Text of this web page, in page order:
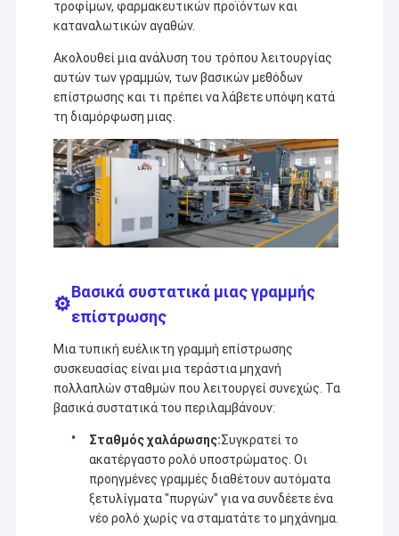
τροφίμων, φαρμακευτικών προϊόντων και
καταναλωτικών αγαθών.
Ακολουθεί μια ανάλυση του τρόπου λειτουργίας
αυτών των γραμμών, των βασικών μεθόδων
επίστρωσης και τι πρέπει να λάβετε υπόψη κατά
τη διαμόρφωση μιας.
Βασικά συστατικά μιας γραμμής
επίστρωσης
Μια τυπική ευέλικτη γραμμή επίστρωσης
συσκευασίας είναι μια τεράστια μηχανή
πολλαπλών σταθμών που λειτουργεί συνεχώς. Τα
βασικά συστατικά του περιλαμβάνουν:
Σταθμός χαλάρωσης:Συγκρατεί το
ακατέργαστο ρολό υποστρώματος. Οι
προηγμένες γραμμές διαθέτουν αυτόματα
ξετυλίγματα "πυργών" για να συνδέετε ένα
νέο ρολό χωρίς να σταματάτε το μηχάνημα.